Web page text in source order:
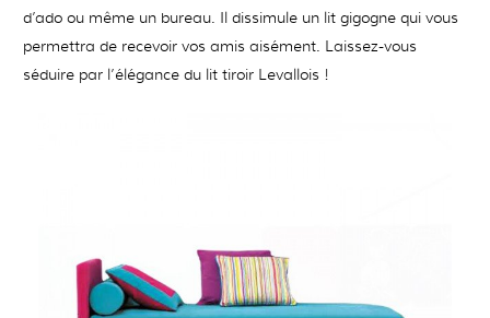
d’ado ou même un bureau. Il dissimule un lit gigogne qui vous
permettra de recevoir vos amis aisément. Laissez-vous
séduire par l’élégance du lit tiroir Levallois !